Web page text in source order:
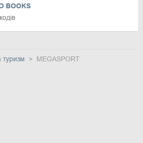
BOOKS
туризм MEGASPORT